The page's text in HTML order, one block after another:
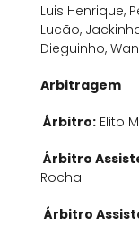
Luis Henrique,
Lucão,
Dieguinho,
Arbitragem
Árbitro:Elito
Árbitro
Rocha
Árbitro